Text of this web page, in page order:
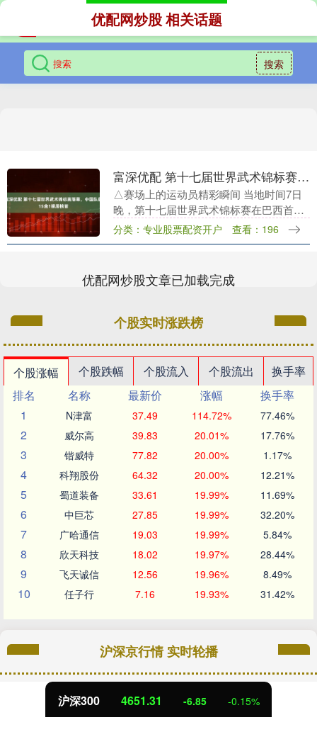
搜索
优配网炒股 相关话题
富深优配 第十七届世界武术锦标赛落幕，中国队获15金1银居榜首
△赛场上的运动员精彩瞬间 当地时间7日
晚，第十七届世界武术锦标赛在巴西首都
巴西利亚落幕。本次世界武术锦标赛于3日
至7日举行，共设武术套路和散打两大项
分类：专业股票配资开户 查看：196
优配网炒股文章已加载完成
个股实时涨跌榜
个股涨幅 个股跌幅 个股流入 个股流出
换手率
排名
名称 最新价 涨幅
换手率
1
N津富 37.49 114.72% 77.46%
2 威尔高 39.83 20.01% 17.76%
3 锴威特 77.82 20.00% 1.17%
4 科翔股份 64.32 20.00% 12.21%
5 蜀道装备 33.61 19.99% 11.69%
6 中巨芯 27.85 19.99% 32.20%
7 广哈通信 19.03 19.99% 5.84%
8 欣天科技 18.02 19.97% 28.44%
9 飞天诚信 12.56 19.96% 8.49%
10 任子行 7.16 19.93% 31.42%
沪深京行情 实时轮播
沪深300 4651.31 -6.85 -0.15%